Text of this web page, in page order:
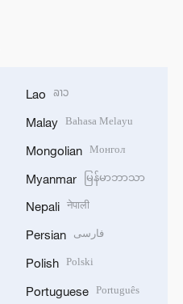
Lao ລາວ
Malay Bahasa Melayu
Mongolian Монгол
Myanmar မြန်မာဘာသာ
Nepali नेपाली
Persian فارسی
Polish Polski
Portuguese Português